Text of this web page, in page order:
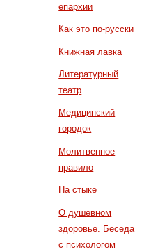
епархии
Как это по-русски
Книжная лавка
Литературный
театр
Медицинский
городок
Молитвенное
правило
На стыке
О душевном
здоровье. Беседа
с психологом